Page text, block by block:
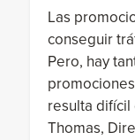
Las
conseguir
Pero, hay
resulta difícil
Thomas,